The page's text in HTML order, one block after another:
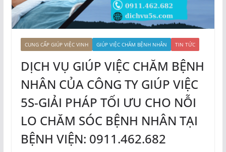
CUNG CẤP GIÚP VIỆC VINH GIÚP VIỆC CHĂM BỆNH NHÂN TIN TỨC
DỊCH VỤ GIÚP VIỆC CHĂM BỆNH
NHÂN CỦA CÔNG TY GIÚP VIỆC
5S-GIẢI PHÁP TỐI ƯU CHO NỖI
LO CHĂM SÓC BỆNH NHÂN TẠI
BỆNH VIỆN: 0911.462.682